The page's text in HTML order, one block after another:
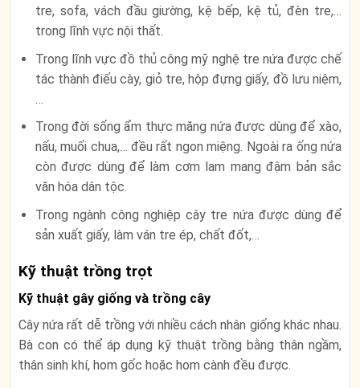
tre, sofa, vách đầu giường, kệ bếp, kệ tủ, đèn tre,…
trong lĩnh vực nội thất.
Trong lĩnh vực đồ thủ công mỹ nghệ tre nứa được chế
tác thành điếu cày, giỏ tre, hộp đựng giấy, đồ lưu niệm,
…
Trong đời sống ẩm thực măng nứa được dùng để xào,
nấu, muối chua,… đều rất ngon miệng. Ngoài ra ống nứa
còn được dùng để làm cơm lam mang đậm bản sắc
văn hóa dân tộc.
Trong ngành công nghiệp cây tre nứa được dùng để
sản xuất giấy, làm ván tre ép, chất đốt,…
Kỹ thuật trồng trọt
Kỹ thuật gây giống và trồng cây
Cây nứa rất dễ trồng với nhiều cách nhân giống khác nhau.
Bà con có thể áp dụng kỹ thuật trồng bằng thân ngầm,
thân sinh khí, hom gốc hoặc hom cành đều được.